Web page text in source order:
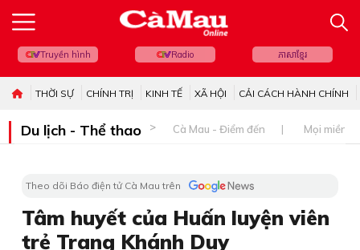
Truyền hình Radio ភាសាខ្មែរ
THỜI SỰ CHÍNH TRỊ KINH TẾ XÃ HỘI CẢI CÁCH HÀNH CHÍNH
Du lịch - Thể thao Cà Mau - Điểm đến Mọi miền
Theo dõi Báo điện tử Cà Mau trên
Tâm huyết của Huấn luyện viên
trẻ Trang Khánh Duy